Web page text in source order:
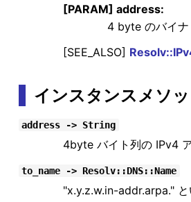
[PARAM] address:
4 byte のバイナ
[SEE_ALSO]
インスタンスメソ
address -> String
4byte バイト列の IPv4
to_name -> Resolv::DNS::Name
"x.y.z.w.in-addr.arpa." と